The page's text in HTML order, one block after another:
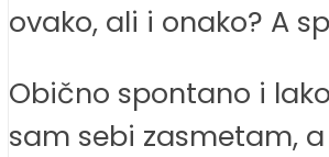
ovako, ali i onako? A
Obično spontano i
sam sebi zasmetam,